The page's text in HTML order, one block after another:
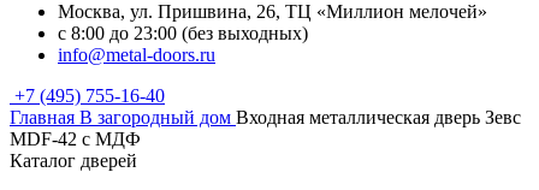
Москва, ул. Пришвина, 26, ТЦ «Миллион мелочей»
с 8:00 до 23:00 (без выходных)
info@metal-doors.ru
+7 (495) 755-16-40
Главная В загородный дом Входная металлическая дверь Зевс
MDF-42 с МДФ
Каталог дверей